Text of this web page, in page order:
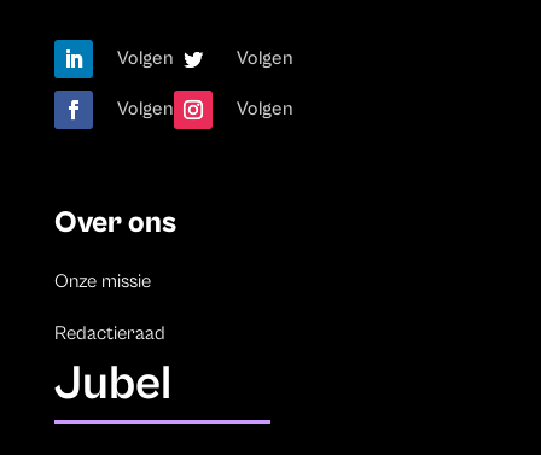
Volgen Volgen
Volgen Volgen
Over ons
Onze missie
Redactieraad
Jubel